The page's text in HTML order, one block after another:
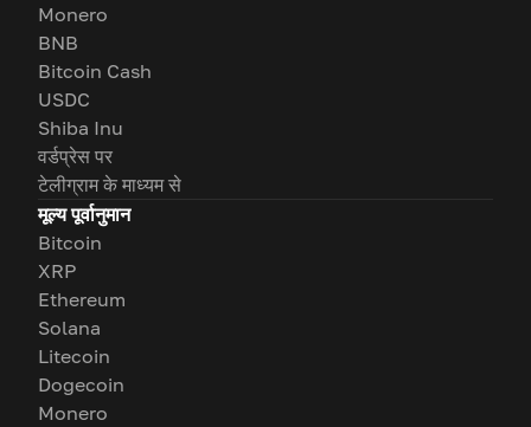
Monero
BNB
Bitcoin Cash
USDC
Shiba Inu
वर्डप्रेस पर
टेलीग्राम के माध्यम से
मूल्य पूर्वानुमान
Bitcoin
XRP
Ethereum
Solana
Litecoin
Dogecoin
Monero